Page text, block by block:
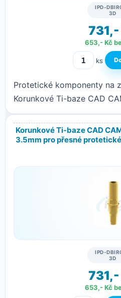
IPD-
3D
731,-
653,- Kč
ks
Protetické komponenty na
Korunkové Ti-baze CAD
Korunkové Ti-baze CAD
3.5mm pro přesné
IPD-
3D
731,-
653,- Kč